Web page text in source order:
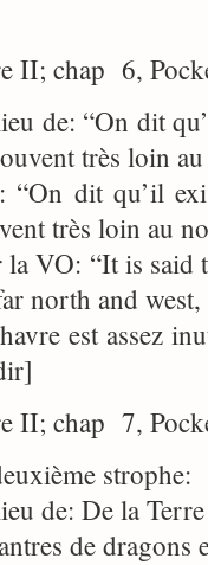
II; chap 6,
de: “On dit
très loin
“On dit qu’il
très loin au
VO: “It is said
north and
est assez
II; chap 7,
strophe:
de: De la
de dragons